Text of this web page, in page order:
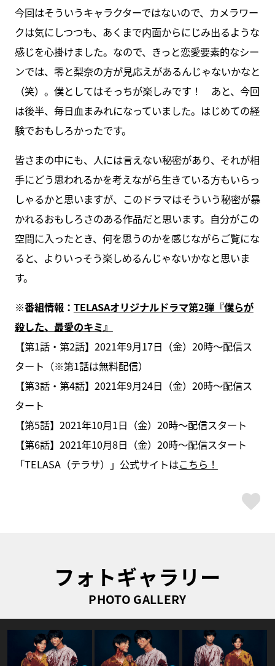
今回はそういうキャラクターではないので、カメラワー
クは気にしつつも、あくまで内面からにじみ出るような
感じを心掛けました。なので、きっと恋愛要素的なシー
ンでは、零と梨奈の方が見応えがあるんじゃないかなと
（笑）。僕としてはそっちが楽しみです！ あと、今回
は後半、毎日血まみれになっていました。はじめての経
験でおもしろかったです。
皆さまの中にも、人には言えない秘密があり、それが相
手にどう思われるかを考えながら生きている方もいらっ
しゃるかと思いますが、このドラマはそういう秘密が暴
かれるおもしろさのある作品だと思います。自分がこの
空間に入ったとき、何を思うのかを感じながらご覧にな
ると、よりいっそう楽しめるんじゃないかなと思いま
す。
※番組情報： TELASAオリジナルドラマ第2弾『僕らが
殺した、最愛のキミ』
【第1話・第2話】2021年9月17日（金）20時～配信ス
タート（※第1話は無料配信）
【第3話・第4話】2021年9月24日（金）20時～配信ス
タート
【第5話】2021年10月1日（金）20時～配信スタート
【第6話】2021年10月8日（金）20時～配信スタート
「TELASA（テラサ）」公式サイトはこちら！
フォトギャラリー
PHOTO GALLERY